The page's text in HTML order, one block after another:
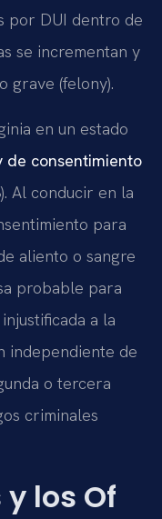
por DUI dentro de
se incrementan y
grave (felony).
en un estado
de consentimiento
Al conducir en la
para
aliento o sangre
probable para
a la
independiente de
o tercera
criminales
los Of